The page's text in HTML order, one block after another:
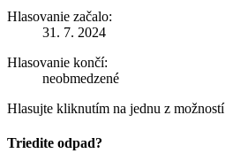
Hlasovanie začalo:
31. 7. 2024
Hlasovanie končí:
neobmedzené
Hlasujte kliknutím na jednu z možností
Triedite odpad?